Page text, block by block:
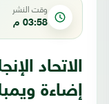
وقت النشر
03:58 م
الاتحاد
إضاءة